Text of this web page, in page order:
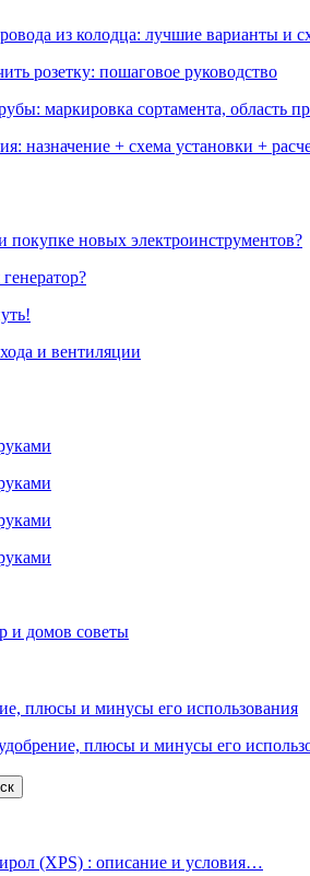
из колодца: лучшие варианты и
розетку: пошаговое руководство
маркировка сортамента, область
назначение + схема установки +
покупке новых электроинструментов?
и вентиляции
и домов советы
плюсы и минусы его использования
плюсы и минусы его
(XPS) : описание и условия…